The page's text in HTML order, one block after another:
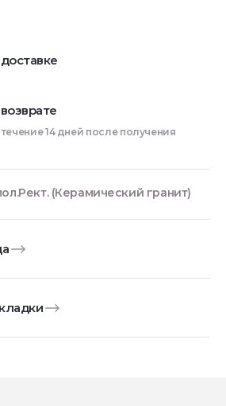
14 дней после получения
(Керамический гранит)